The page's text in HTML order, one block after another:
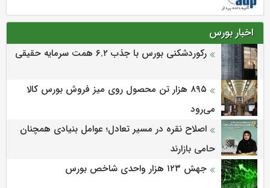
اخبار بورس
رکوردشکنی بورس با جذب ۶.۲ همت سرمایه حقیقی
۸۹۵ هزار تن محصول روی میز فروش بورس کالا
می‌‌رود
اصلاح نقره در مسیر تعادل؛ عوامل بنیادی همچنان
حامی بازارند
جهش ۱۲۳ هزار واحدی شاخص بورس